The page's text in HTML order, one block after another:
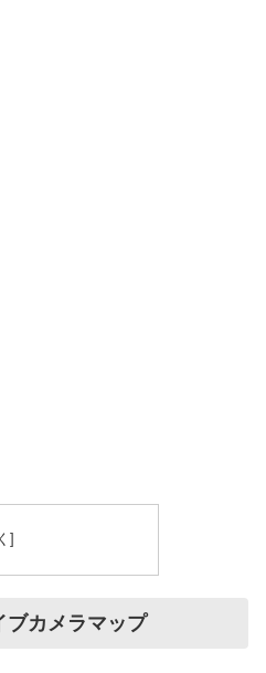
ブカメラマップ